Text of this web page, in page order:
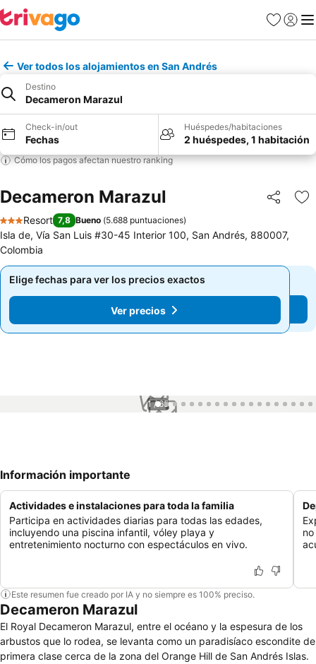
Favoritos
Iniciar
Ver todos los alojamientos en San Andrés
Destino
Decameron Marazul
Check-in/out
Fechas
Huéspedes/habitaciones
2 huéspedes, 1 habitación
Cómo los pagos afectan nuestro ranking
Decameron Marazul Compartir
3 Estrellas
Resort 7,8 Bueno (5.688 puntuaciones)
Isla de, Vía San Luis #30-45 Interior 100, San Andrés, 880007,
Colombia
Elige fechas para ver los precios exactos
Ver precios
Elige fechas para ver los precios exactos
Ver precios
1 / 65
Información importante
Actividades e instalaciones para toda la familia
Participa en actividades diarias para todas las edades,
incluyendo una piscina infantil, vóley playa y
entretenimiento nocturno con espectáculos en vivo.
Este resumen fue creado por IA y no siempre es 100% preciso.
Decameron Marazul
El Royal Decameron Marazul, entre el océano y la espesura de los
arbustos que lo rodea, se levanta como un paradisíaco escondite de
primera clase cerca de la zona del Orange Hill de San Andrés Islas.